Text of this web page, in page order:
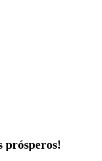
prósperos!